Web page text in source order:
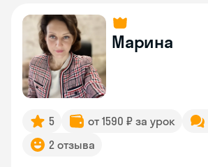
Марина
5 от 1590 ₽ за урок
2 отзыва